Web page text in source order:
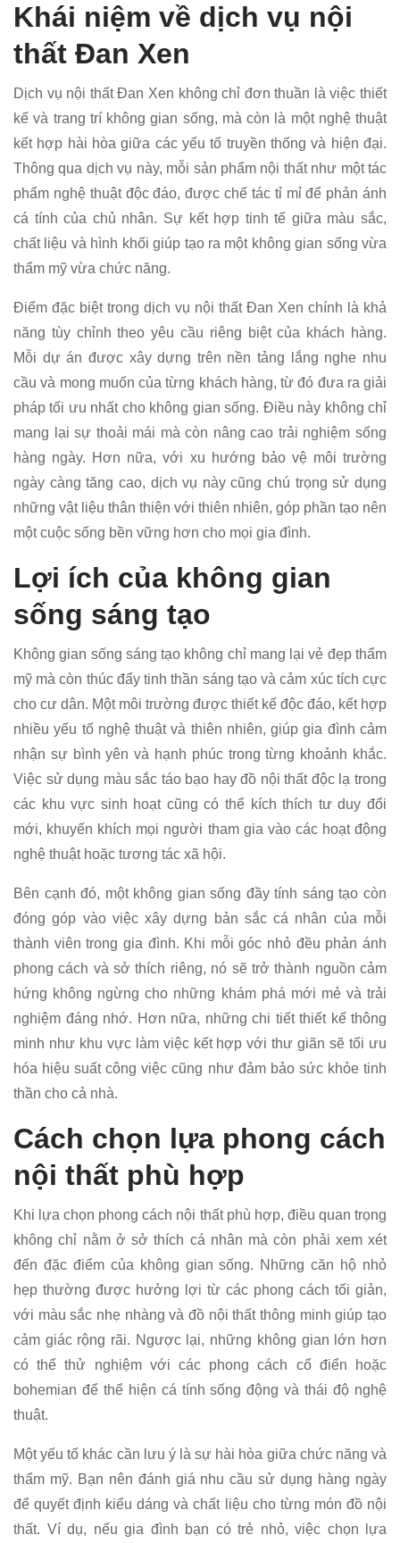
Khái niệm về dịch vụ nội
thất Đan Xen
Dịch vụ nội thất Đan Xen không chỉ đơn thuần là việc thiết
kế và trang trí không gian sống, mà còn là một nghệ thuật
kết hợp hài hòa giữa các yếu tố truyền thống và hiện đại.
Thông qua dịch vụ này, mỗi sản phẩm nội thất như một tác
phẩm nghệ thuật độc đáo, được chế tác tỉ mỉ để phản ánh
cá tính của chủ nhân. Sự kết hợp tinh tế giữa màu sắc,
chất liệu và hình khối giúp tạo ra một không gian sống vừa
thẩm mỹ vừa chức năng.
Điểm đặc biệt trong dịch vụ nội thất Đan Xen chính là khả
năng tùy chỉnh theo yêu cầu riêng biệt của khách hàng.
Mỗi dự án được xây dựng trên nền tảng lắng nghe nhu
cầu và mong muốn của từng khách hàng, từ đó đưa ra giải
pháp tối ưu nhất cho không gian sống. Điều này không chỉ
mang lại sự thoải mái mà còn nâng cao trải nghiệm sống
hàng ngày. Hơn nữa, với xu hướng bảo vệ môi trường
ngày càng tăng cao, dịch vụ này cũng chú trọng sử dụng
những vật liệu thân thiện với thiên nhiên, góp phần tạo nên
một cuộc sống bền vững hơn cho mọi gia đình.
Lợi ích của không gian
sống sáng tạo
Không gian sống sáng tạo không chỉ mang lại vẻ đẹp thẩm
mỹ mà còn thúc đẩy tinh thần sáng tạo và cảm xúc tích cực
cho cư dân. Một môi trường được thiết kế độc đáo, kết hợp
nhiều yếu tố nghệ thuật và thiên nhiên, giúp gia đình cảm
nhận sự bình yên và hạnh phúc trong từng khoảnh khắc.
Việc sử dụng màu sắc táo bạo hay đồ nội thất độc lạ trong
các khu vực sinh hoạt cũng có thể kích thích tư duy đổi
mới, khuyến khích mọi người tham gia vào các hoạt động
nghệ thuật hoặc tương tác xã hội.
Bên cạnh đó, một không gian sống đầy tính sáng tạo còn
đóng góp vào việc xây dựng bản sắc cá nhân của mỗi
thành viên trong gia đình. Khi mỗi góc nhỏ đều phản ánh
phong cách và sở thích riêng, nó sẽ trở thành nguồn cảm
hứng không ngừng cho những khám phá mới mẻ và trải
nghiệm đáng nhớ. Hơn nữa, những chi tiết thiết kế thông
minh như khu vực làm việc kết hợp với thư giãn sẽ tối ưu
hóa hiệu suất công việc cũng như đảm bảo sức khỏe tinh
thần cho cả nhà.
Cách chọn lựa phong cách
nội thất phù hợp
Khi lựa chọn phong cách nội thất phù hợp, điều quan trọng
không chỉ nằm ở sở thích cá nhân mà còn phải xem xét
đến đặc điểm của không gian sống. Những căn hộ nhỏ
hẹp thường được hưởng lợi từ các phong cách tối giản,
với màu sắc nhẹ nhàng và đồ nội thất thông minh giúp tạo
cảm giác rộng rãi. Ngược lại, những không gian lớn hơn
có thể thử nghiệm với các phong cách cổ điển hoặc
bohemian để thể hiện cá tính sống động và thái độ nghệ
thuật.
Một yếu tố khác cần lưu ý là sự hài hòa giữa chức năng và
thẩm mỹ. Bạn nên đánh giá nhu cầu sử dụng hàng ngày
để quyết định kiểu dáng và chất liệu cho từng món đồ nội
thất. Ví dụ, nếu gia đình bạn có trẻ nhỏ, việc chọn lựa